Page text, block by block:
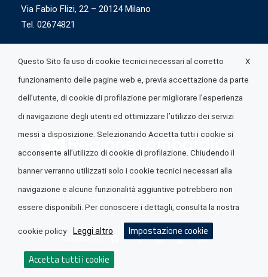
Via Fabio Flizi, 22 – 20124 Milano
Tel. 02674821
© 2026 Lombardia Quotidiano è realizzato daA.R.I.A.
Seguici su
X
Questo Sito fa uso di cookie tecnici necessari al corretto
funzionamento delle pagine web e, previa accettazione da parte
dell’utente, di cookie di profilazione per migliorare l’esperienza
di navigazione degli utenti ed ottimizzare l’utilizzo dei servizi
messi a disposizione. Selezionando Accetta tutti i cookie si
acconsente all’utilizzo di cookie di profilazione. Chiudendo il
banner verranno utilizzati solo i cookie tecnici necessari alla
navigazione e alcune funzionalità aggiuntive potrebbero non
essere disponibili. Per conoscere i dettagli, consulta la nostra
cookie policy Leggi altro Impostazione cookie
Accetta tutti i cookie